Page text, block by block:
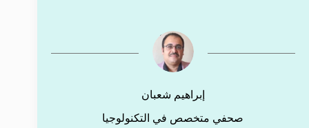
إبراهيم شعبان
صحفي متخصص في التكنولوجيا